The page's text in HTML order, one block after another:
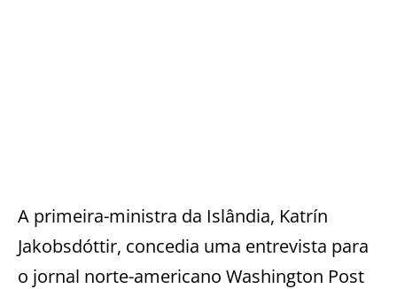
A primeira-ministra da Islândia, Katrín
Jakobsdóttir, concedia uma entrevista para
o jornal norte-americano Washington Post